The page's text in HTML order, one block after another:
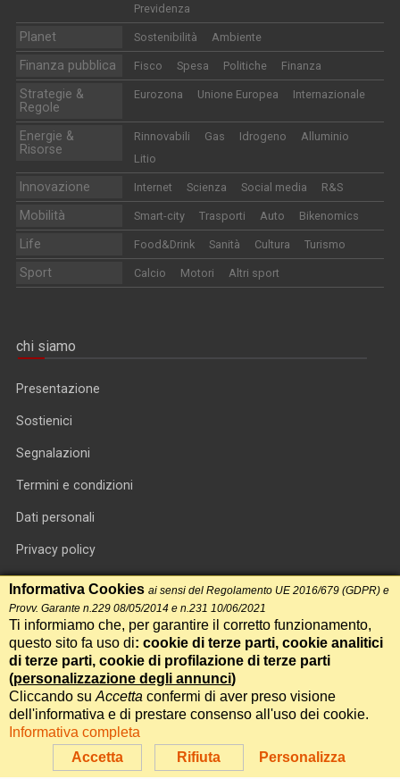
Previdenza
Planet Sostenibilità Ambiente
Finanza pubblica Fisco Spesa Politiche Finanza
Strategie &
Regole
Eurozona Unione Europea Internazionale
Energie &
Risorse
Rinnovabili Gas Idrogeno
Alluminio
Litio
Innovazione Internet Scienza Social media R&S
Mobilità Smart-city Trasporti Auto Bikenomics
Life Food&Drink Sanità Cultura Turismo
Sport Calcio Motori Altri sport
chi siamo
Presentazione
Sostienici
Segnalazioni
Termini e condizioni
Dati personali
Privacy policy
Informativa cookie
RSS feed
RSS Top News
Contatti
International Communication S.r.l. • P.IVA 14478081004 • Testata
giornalistica n.191, reg. Tribunale di Roma del 14/12/2017
Accetta Rifiuta Personalizza
Informativa Cookies ai sensi del Regolamento UE 2016/679 (GDPR) e
Provv. Garante n.229 08/05/2014 e n.231 10/06/2021
Ti informiamo che, per garantire il corretto funzionamento,
questo sito fa uso di: cookie di terze parti, cookie analitici
di terze parti, cookie di profilazione di terze parti
(personalizzazione degli annunci)
Cliccando su Accetta confermi di aver preso visione
dell'informativa e di prestare consenso all'uso dei cookie.
Informativa completa